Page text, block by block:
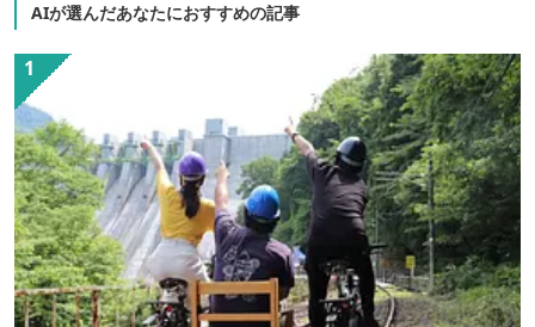
AIが選んだあなたにおすすめの記事